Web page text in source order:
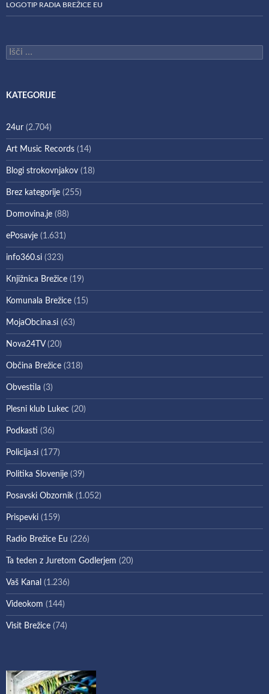
LOGOTIP RADIA BREŽICE EU
Išči:
KATEGORIJE
24ur (2.704)
Art Music Records (14)
Blogi strokovnjakov (18)
Brez kategorije (255)
Domovina.je (88)
ePosavje (1.631)
info360.si (323)
Knjižnica Brežice (19)
Komunala Brežice (15)
MojaObcina.si (63)
Nova24TV(20)
Občina Brežice (318)
Obvestila (3)
Plesni klub Lukec (20)
Podkasti (36)
Policija.si (177)
Politika Slovenije (39)
Posavski Obzornik (1.052)
Prispevki (159)
Radio Brežice Eu (226)
Ta teden z Juretom Godlerjem (20)
Vaš Kanal (1.236)
Videokom (144)
Visit Brežice (74)